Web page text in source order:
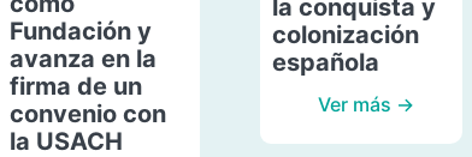
Fundación y
avanza en la
firma de un
convenio con
la USACH
la conquista y
colonización
española
Ver más →